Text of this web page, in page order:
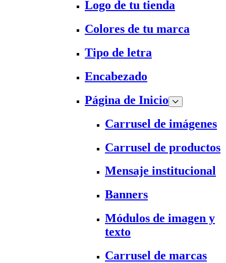
Logo de tu tienda
Colores de tu marca
Tipo de letra
Encabezado
Página de Inicio
Carrusel de imágenes
Carrusel de productos
Mensaje institucional
Banners
Módulos de imagen y
texto
Carrusel de marcas